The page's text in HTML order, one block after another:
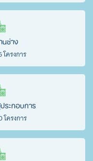
นช่าง
โครงการ
ระกอบการ
โครงการ